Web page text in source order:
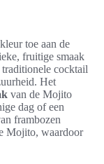
toe aan de
fruitige smaak
cocktail
Het
van de Mojito
dag of een
frambozen
Mojito, waardoor